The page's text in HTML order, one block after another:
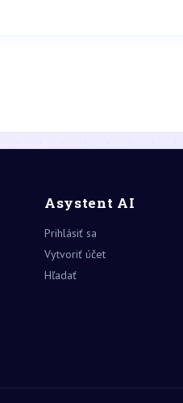
Asystent AI
Prihlásiť sa
Vytvoriť účet
Hľadať